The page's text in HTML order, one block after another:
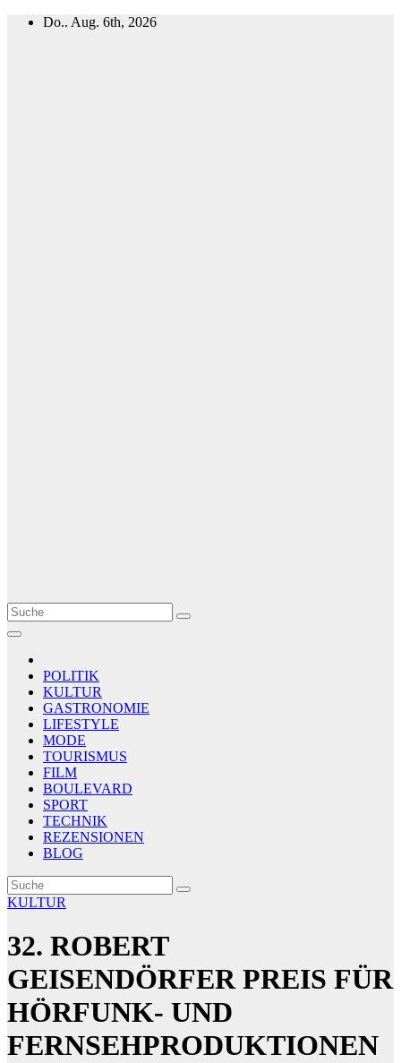
Zum
Do.. Aug. 6th, 2026
Le Matin
AGENCE DE PRESSE
POLITIK
KULTUR
GASTRONOMIE
LIFESTYLE
MODE
TOURISMUS
FILM
BOULEVARD
SPORT
TECHNIK
REZENSIONEN
BLOG
KULTUR
32. ROBERT
GEISENDÖRFER PREIS FÜR
HÖRFUNK- UND
FERNSEHPRODUKTIONEN